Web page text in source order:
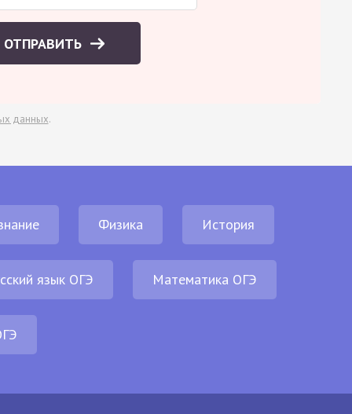
ОТПРАВИТЬ
данных.
Физика История
язык ОГЭ Математика ОГЭ